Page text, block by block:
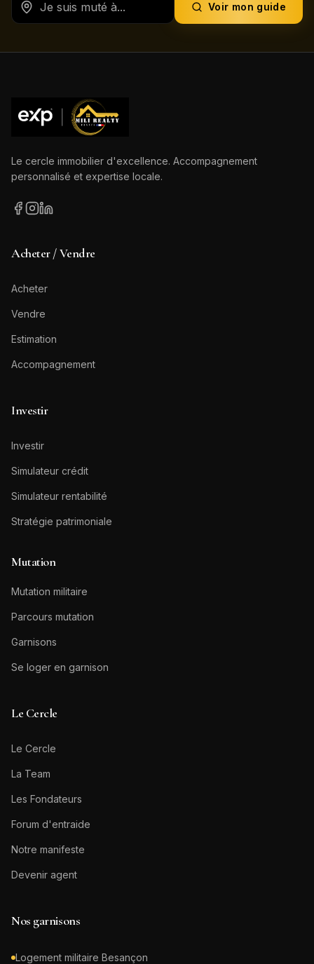
Voir mon guide
Le cercle immobilier d'excellence. Accompagnement
personnalisé et expertise locale.
Acheter / Vendre
Acheter
Vendre
Estimation
Accompagnement
Investir
Investir
Simulateur crédit
Simulateur rentabilité
Stratégie patrimoniale
Mutation
Mutation militaire
Parcours mutation
Garnisons
Se loger en garnison
Le Cercle
Le Cercle
La Team
Les Fondateurs
Forum d'entraide
Notre manifeste
Devenir agent
Nos garnisons
Logement militaire Besançon